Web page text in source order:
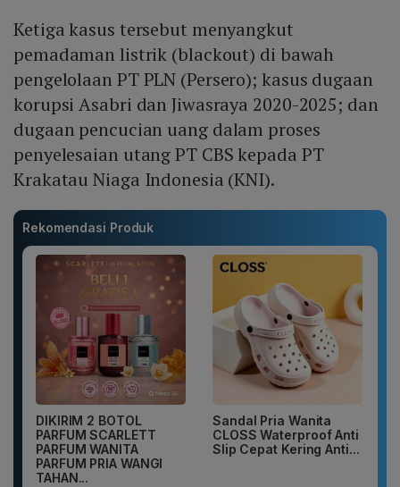
Ketiga kasus tersebut menyangkut
pemadaman listrik (blackout) di bawah
pengelolaan PT PLN (Persero); kasus dugaan
korupsi Asabri dan Jiwasraya 2020-2025; dan
dugaan pencucian uang dalam proses
penyelesaian utang PT CBS kepada PT
Krakatau Niaga Indonesia (KNI).
Rekomendasi Produk
DIKIRIM 2 BOTOL
PARFUM SCARLETT
PARFUM WANITA
PARFUM PRIA WANGI
TAHAN...
Sandal Pria Wanita
CLOSS Waterproof Anti
Slip Cepat Kering Anti...